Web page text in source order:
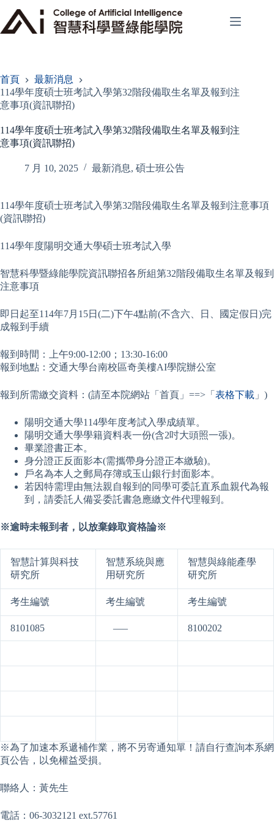
至
主
首頁
最新消息
114學年度碩士班考試入學第32階段備取生名單及報到注
意事項(資訊聯招)
114學年度碩士班考試入學第32階段備取生名單及報到注
意事項(資訊聯招)
7 月 10, 2025 最新消息, 碩士班公告
114學年度碩士班考試入學第32階段備取生名單及報到注意事項
(資訊聯招)
114學年度陽明交通大學碩士班考試入學
智慧科學暨綠能學院資訊聯招各所組第32階段備取生名單及報到
注意事項
即日起至114年7月15日(二)下午4點前(不含六、日、國定假日)完
成報到手續
報到時間：上午9:00-12:00；13:30-16:00
報到地點：交通大學台南校區奇美樓AI學院辦公室
報到所需繳交資料：(請至本院網站「首頁」==>「 表格下載 」)
陽明交通大學114學年度考試入學成績單。
陽明交通大學學籍資料表一份(含2吋大頭照一張)。
畢業證書正本。
身分證正反面影本(需攜帶身分證正本繳驗)。
戶名為本人之郵局存簿或玉山銀行封面影本。
若因特需理由無法親自報到的同學可委託直系血親代為報
到，請委託人備妥委託書急應繳文件代理報到。
※逾時未報到者，以放棄錄取資格論※
智慧計算與科技
研究所
智慧系統與應
用研究所
智慧與綠能產學
研究所
考生編號 考生編號 考生編號
8101085 ­­­ —– 8100202
※為了加速本系遞補作業，將不另寄通知單！請自行查詢本系網
頁公告，以免權益受損。
聯絡人：黃先生
電話：06-3032121 ext.57761